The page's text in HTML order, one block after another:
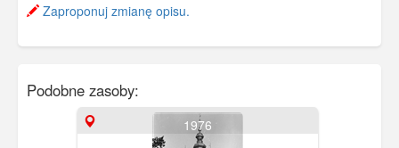
Zaproponuj zmianę opisu.
Podobne zasoby:
1976